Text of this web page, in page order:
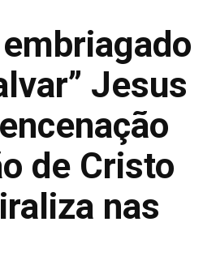
Jesus
de Cristo
nas